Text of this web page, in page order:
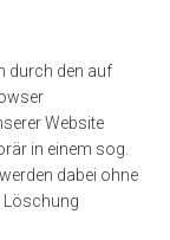
durch den auf
Website
in einem sog.
dabei ohne
Löschung